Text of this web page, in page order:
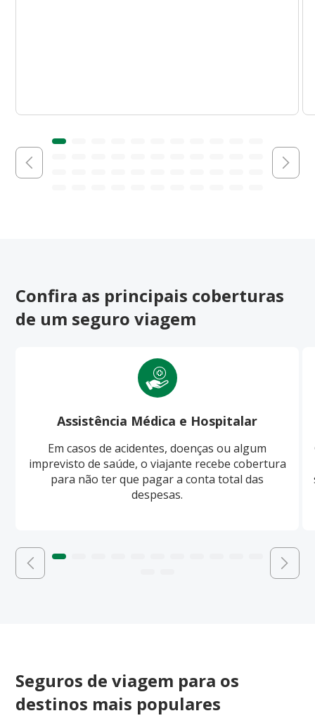
Confira as principais coberturas
de um seguro viagem
Assistência Médica e Hospitalar
Em casos de acidentes, doenças ou algum
imprevisto de saúde, o viajante recebe cobertura
para não ter que pagar a conta total das
despesas.
Seguros de viagem para os
destinos mais populares